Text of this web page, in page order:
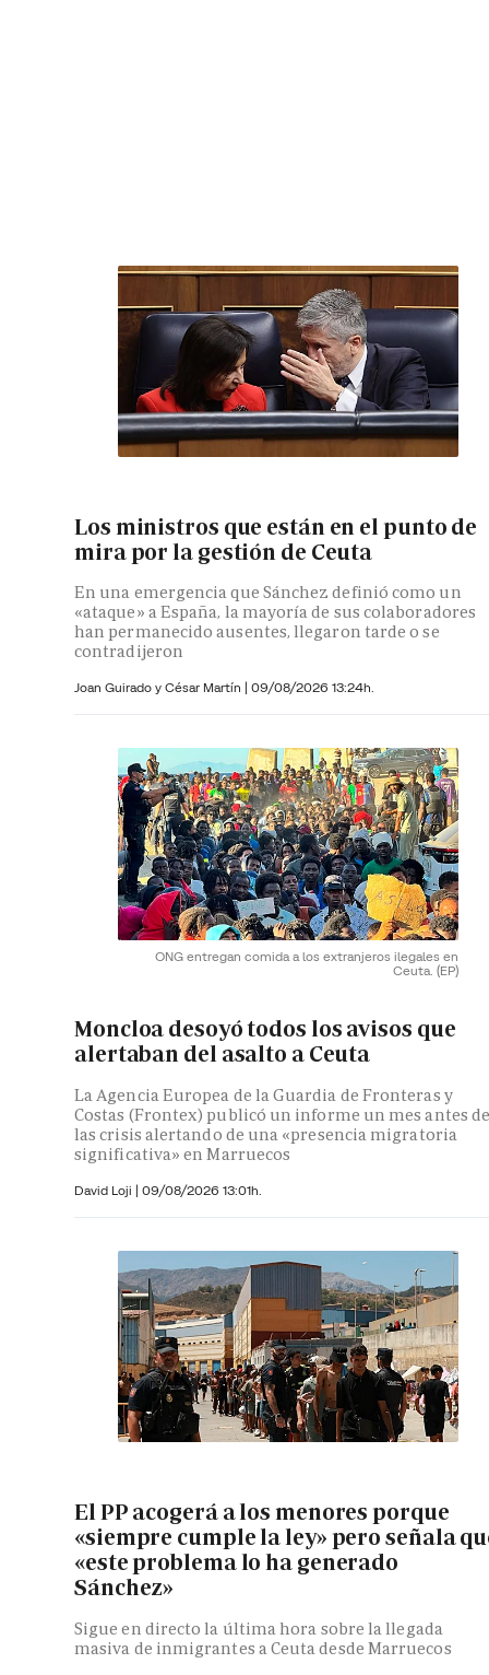
Los ministros que están en el punto de
mira por la gestión de Ceuta
En una emergencia que Sánchez definió como un
«ataque» a España, la mayoría de sus colaboradores
han permanecido ausentes, llegaron tarde o se
contradijeron
Joan Guirado y César Martín | 09/08/2026 13:24h.
ONG entregan comida a los extranjeros ilegales en
Ceuta. (EP)
Moncloa desoyó todos los avisos que
alertaban del asalto a Ceuta
La Agencia Europea de la Guardia de Fronteras y
Costas (Frontex) publicó un informe un mes antes
las crisis alertando de una «presencia migratoria
significativa» en Marruecos
David Loji | 09/08/2026 13:01h.
El PP acogerá a los menores porque
«siempre cumple la ley» pero señala
«este problema lo ha generado
Sánchez»
Sigue en directo la última hora sobre la llegada
masiva de inmigrantes a Ceuta desde Marruecos